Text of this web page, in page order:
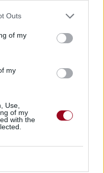
Outs
of my
my
Use,
of my
with the
sans vidéo
vidéo